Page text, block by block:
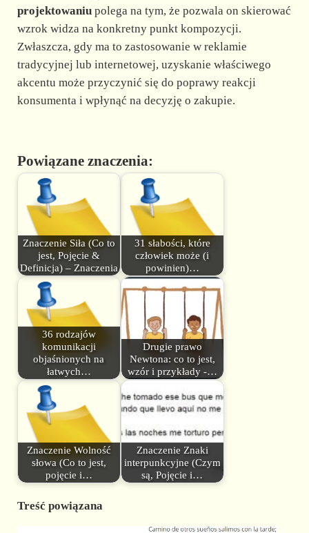
projektowaniupolega na tym, że pozwala on skierować
wzrok widza na konkretny punkt kompozycji.
Zwłaszcza, gdy ma to zastosowanie w reklamie
tradycyjnej lub internetowej, uzyskanie właściwego
akcentu może przyczynić się do poprawy reakcji
konsumenta i wpłynąć na decyzję o zakupie.
Powiązane znaczenia:
Znaczenie Siła (Co to
jest, Pojęcie &
Definicja) – Znaczenia
31 słabości, które
człowiek może (i
powinien)…
36 rodzajów
komunikacji
objaśnionych na
łatwych…
Drugie prawo
Newtona: co to jest,
wzór i przykłady -…
Znaczenie Wolność
słowa (Co to jest,
pojęcie i…
Znaczenie Znaki
interpunkcyjne (Czym
są, Pojęcie i…
Treść powiązana